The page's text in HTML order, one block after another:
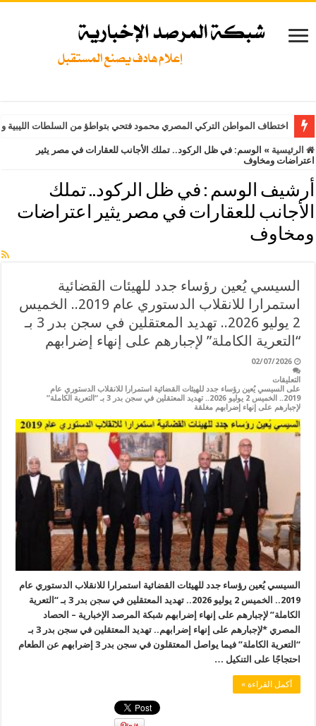
اختطاف المواطن التركي المصري محمود فتحي بتواطؤ من السلطات
الرئيسية » الوسم: في ظل الركود.. تملك الأجانب للعقارات في مصر يثير
اعتراضات ومخاوف
أرشيف الوسم : في ظل الركود.. تملك
الأجانب للعقارات في مصر يثير اعتراضات
ومخاوف
السيسي يُعين رؤساء جدد للهيئات القضائية
استمرارا للانقلاب الدستوري عام 2019.. الخميس
2 يوليو 2026.. تهديد المعتقلين في سجن بدر 3 بـ
“التعرية الكاملة” لإجبارهم على إنهاء إضرابهم
02/07/2026
التعليقات
على السيسي يُعين رؤساء جدد للهيئات القضائية استمرارا للانقلاب الدستوري عام
2019.. الخميس 2 يوليو 2026.. تهديد المعتقلين في سجن بدر 3 بـ “التعرية الكاملة”
لإجبارهم على إنهاء إضرابهم مغلقة
السيسي يُعين رؤساء جدد للهيئات القضائية استمرارا للانقلاب الدستوري عام
2019.. الخميس 2 يوليو 2026.. تهديد المعتقلين في سجن بدر 3 بـ “التعرية
الكاملة” لإجبارهم على إنهاء إضرابهم شبكة المرصد الإخبارية – الحصاد
المصري *لإجبارهم على إنهاء إضرابهم.. تهديد المعتقلين في سجن بدر 3 بـ
“التعرية الكاملة” فيما يواصل المعتقلون في سجن بدر 3 إضرابهم عن الطعام
احتجاجًا على التنكيل …
أكمل القراءة »